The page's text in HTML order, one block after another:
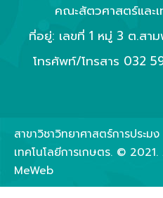
โทรศัพท์/โทรสาร032